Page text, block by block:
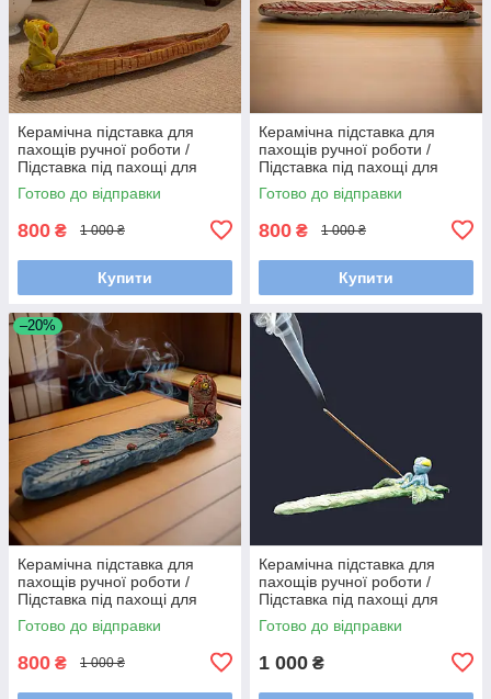
Керамічна підставка для
пахощів ручної роботи /
Підставка під пахощі для
аромапаличок
Готово до відправки
800 ₴ 1 000 ₴
Купити
Керамічна підставка для
пахощів ручної роботи /
Підставка під пахощі для
аромапаличок
Готово до відправки
800 ₴ 1 000 ₴
Купити
–20%
Керамічна підставка для
пахощів ручної роботи /
Підставка під пахощі для
аромапаличок
Готово до відправки
800 ₴ 1 000 ₴
Керамічна підставка для
пахощів ручної роботи /
Підставка під пахощі для
аромапаличок
Готово до відправки
1 000 ₴